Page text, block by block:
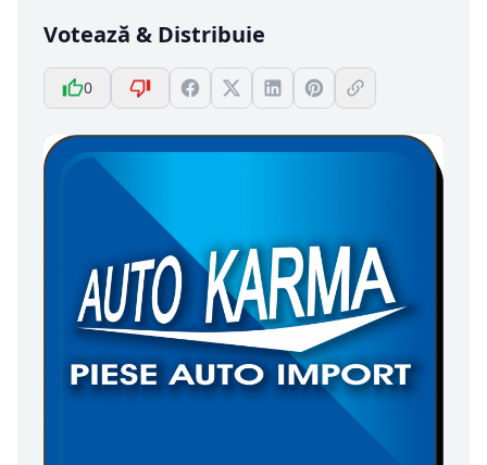
Votează & Distribuie
0